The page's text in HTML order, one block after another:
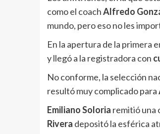
como el coachAlfredo
mundo, pero eso no les
En la apertura de la primera
y llegó a la registradora con
No conforme, la selección
resultó muy complicado para
Emiliano Soloria remitió una
Rivera depositó la esférica